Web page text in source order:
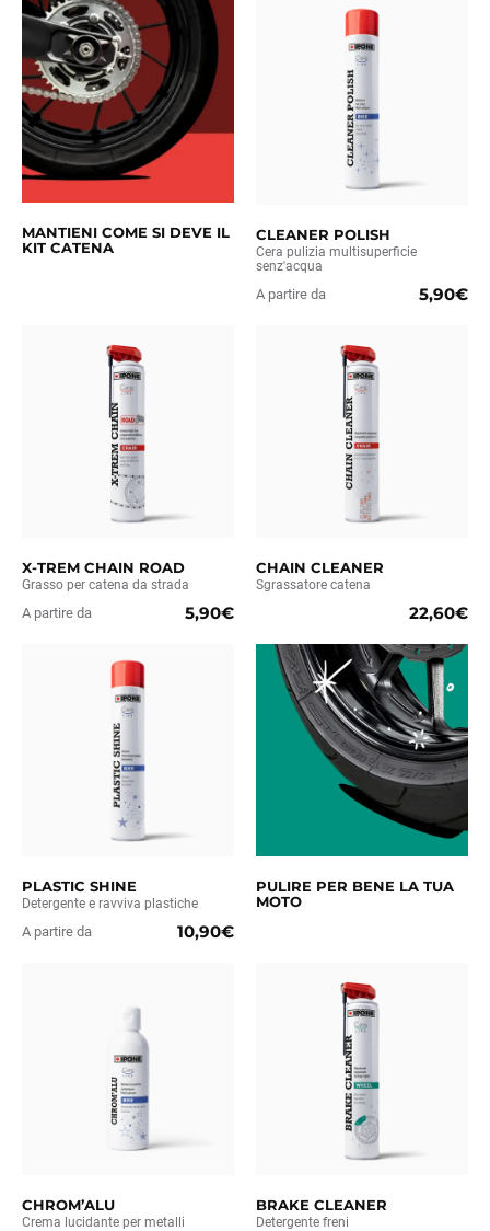
MANTIENI COME SI DEVE IL
KIT CATENA
CLEANER POLISH
Cera pulizia multisuperficie
senz'acqua
A partire da 5,90€
X-TREM CHAIN ROAD
Grasso per catena da strada
A partire da 5,90€
CHAIN CLEANER
Sgrassatore catena
22,60€
PLASTIC SHINE
Detergente e ravviva plastiche
A partire da 10,90€
PULIRE PER BENE LA TUA
MOTO
CHROM’ALU
Crema lucidante per metalli
BRAKE CLEANER
Detergente freni